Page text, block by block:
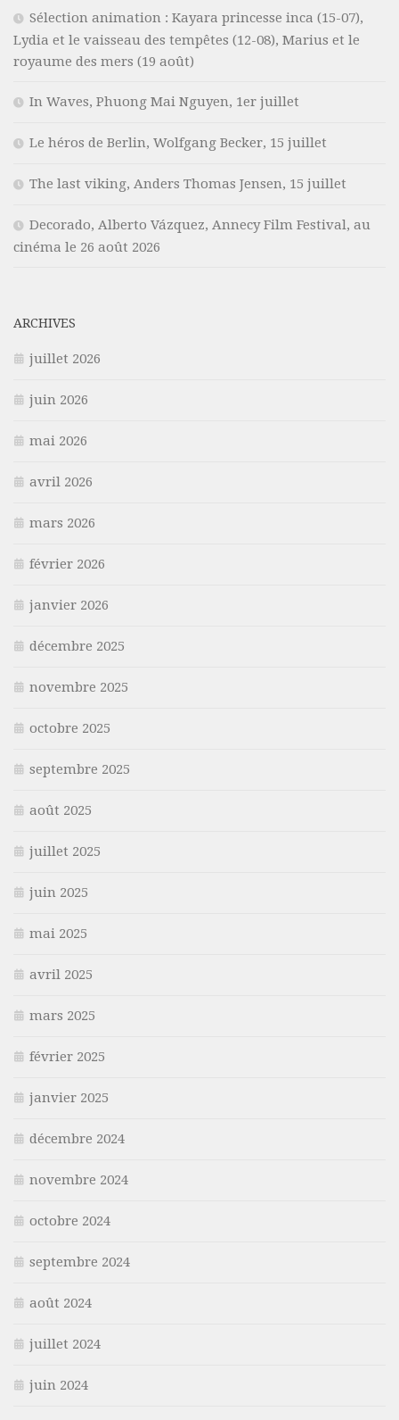
Sélection animation : Kayara princesse inca (15-07),
Lydia et le vaisseau des tempêtes (12-08), Marius et le
royaume des mers (19 août)
In Waves, Phuong Mai Nguyen, 1er juillet
Le héros de Berlin, Wolfgang Becker, 15 juillet
The last viking, Anders Thomas Jensen, 15 juillet
Decorado, Alberto Vázquez, Annecy Film Festival, au
cinéma le 26 août 2026
ARCHIVES
juillet 2026
juin 2026
mai 2026
avril 2026
mars 2026
février 2026
janvier 2026
décembre 2025
novembre 2025
octobre 2025
septembre 2025
août 2025
juillet 2025
juin 2025
mai 2025
avril 2025
mars 2025
février 2025
janvier 2025
décembre 2024
novembre 2024
octobre 2024
septembre 2024
août 2024
juillet 2024
juin 2024